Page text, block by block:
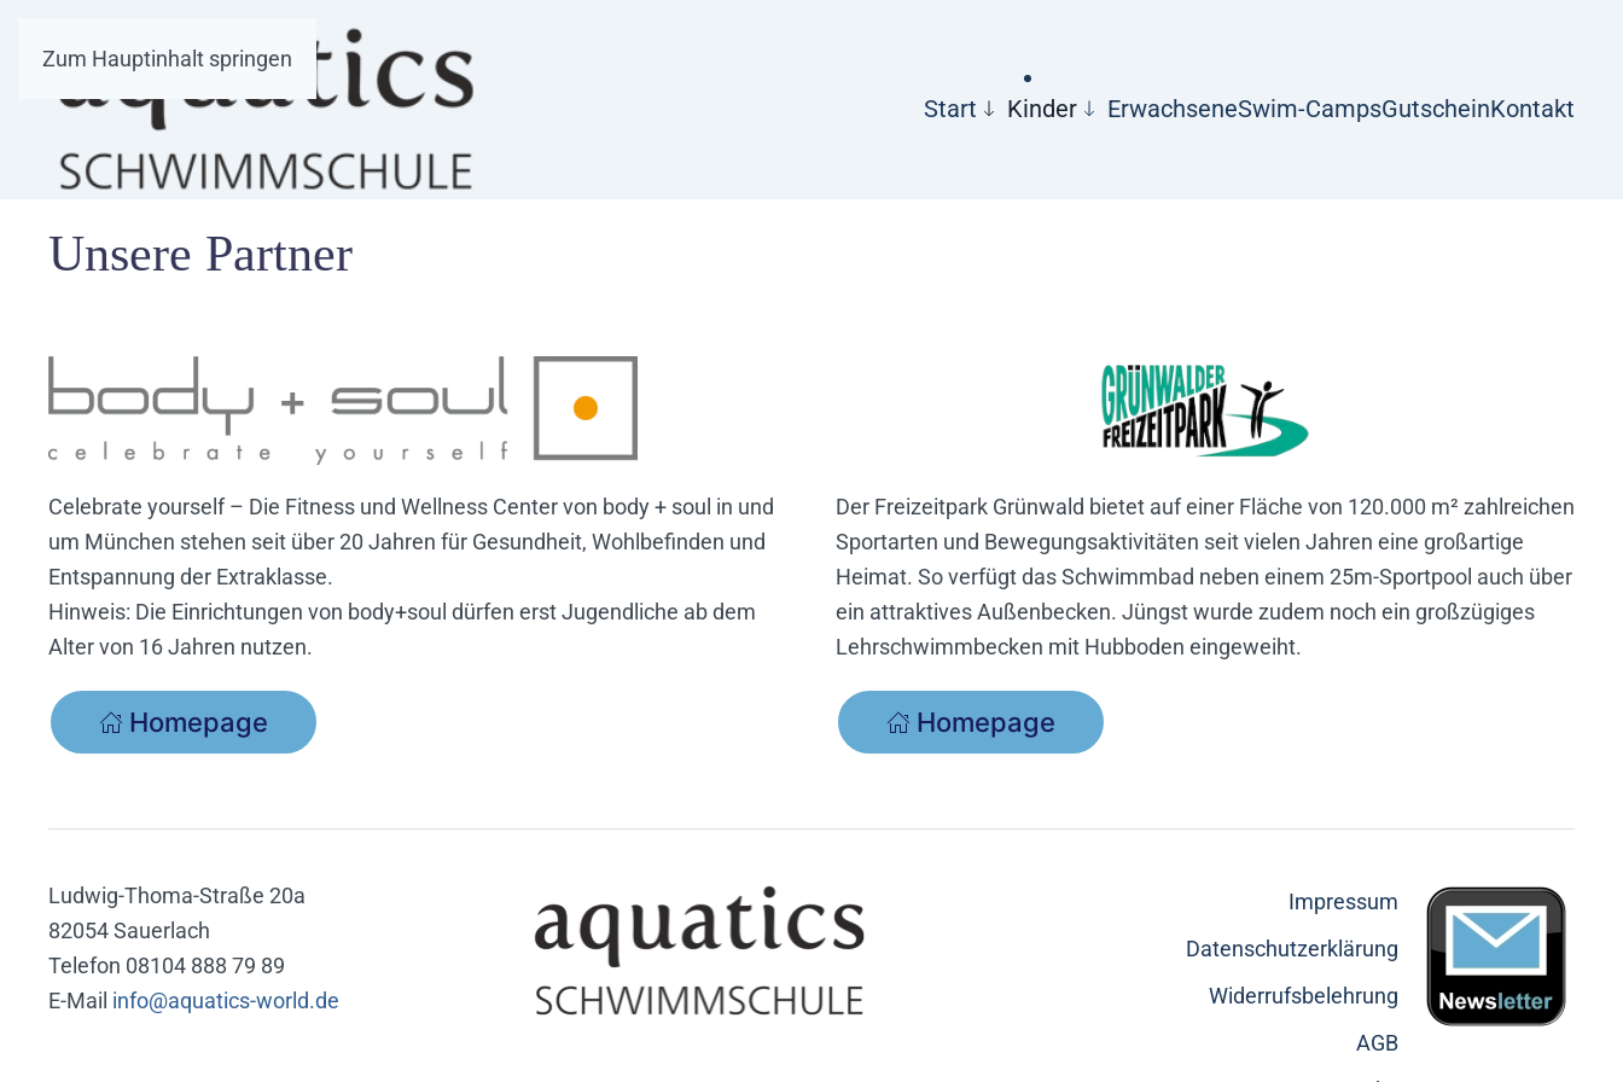
Zum Hauptinhalt springen
Start Kinder ErwachseneSwim-CampsGutscheinKontakt
Unsere Partner
Celebrate yourself – Die Fitness und Wellness Center von body + soul in und
um München stehen seit über 20 Jahren für Gesundheit, Wohlbefinden und
Entspannung der Extraklasse.
Hinweis: Die Einrichtungen von body+soul dürfen erst Jugendliche ab dem
Alter von 16 Jahren nutzen.
Homepage
Der Freizeitpark Grünwald bietet auf einer Fläche von 120.000 m² zahlreichen
Sportarten und Bewegungsaktivitäten seit vielen Jahren eine großartige
Heimat. So verfügt das Schwimmbad neben einem 25m-Sportpool auch über
ein attraktives Außenbecken. Jüngst wurde zudem noch ein großzügiges
Lehrschwimmbecken mit Hubboden eingeweiht.
Homepage
Ludwig-Thoma-Straße 20a
82054 Sauerlach
Telefon 08104 888 79 89
E-Mail info@aquatics-world.de
Impressum
Datenschutzerklärung
Widerrufsbelehrung
AGB